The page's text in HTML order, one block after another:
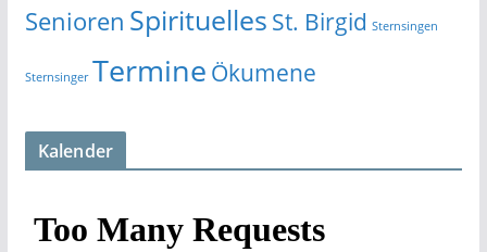
Senioren Spirituelles St. Birgid Sternsingen
Sternsinger Termine Ökumene
Kalender